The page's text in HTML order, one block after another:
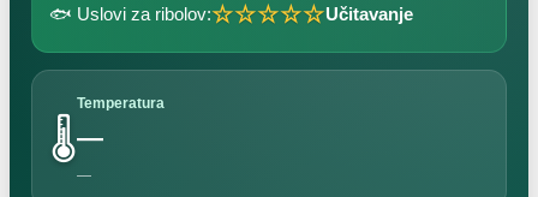
🐟 Uslovi za ribolov:☆☆☆☆☆Učitavanje
🌡️
Temperatura
—
—